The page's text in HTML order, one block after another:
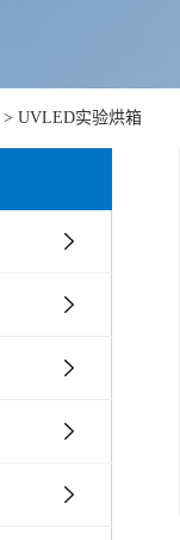
> UVLED实验烘箱